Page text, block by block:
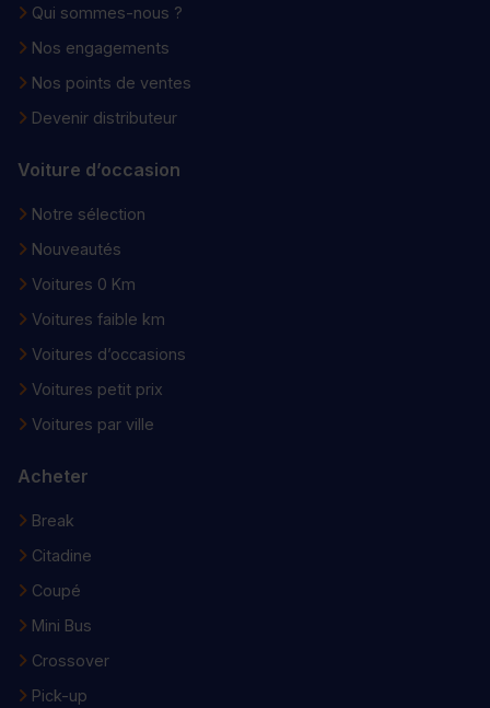
Qui sommes-nous ?
Nos engagements
Nos points de ventes
Devenir distributeur
Voiture d’occasion
Notre sélection
Nouveautés
Voitures 0 Km
Voitures faible km
Voitures d’occasions
Voitures petit prix
Voitures par ville
Acheter
Break
Citadine
Coupé
Mini Bus
Crossover
Pick-up